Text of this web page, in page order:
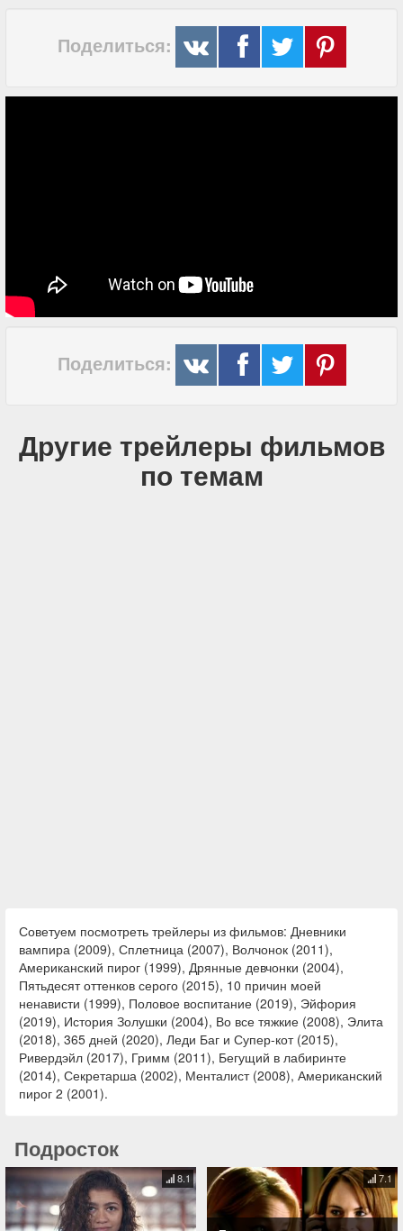
Поделиться:
Поделиться:
Другие трейлеры фильмов
по темам
Советуем посмотреть трейлеры из фильмов: Дневники
вампира (2009), Сплетница (2007), Волчонок (2011),
Американский пирог (1999), Дрянные девчонки (2004),
Пятьдесят оттенков серого (2015), 10 причин моей
ненависти (1999), Половое воспитание (2019), Эйфория
(2019), История Золушки (2004), Во все тяжкие (2008), Элита
(2018), 365 дней (2020), Леди Баг и Супер-кот (2015),
Ривердэйл (2017), Гримм (2011), Бегущий в лабиринте
(2014), Секретарша (2002), Менталист (2008), Американский
пирог 2 (2001).
Подросток
8.1 7.1